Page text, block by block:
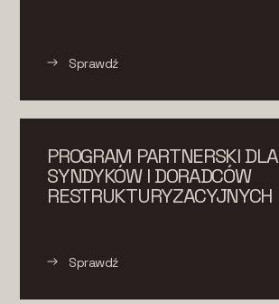
Sprawdź
PROGRAM PARTNERSKI DLA
SYNDYKÓW I DORADCÓW
RESTRUKTURYZACYJNYCH
Sprawdź